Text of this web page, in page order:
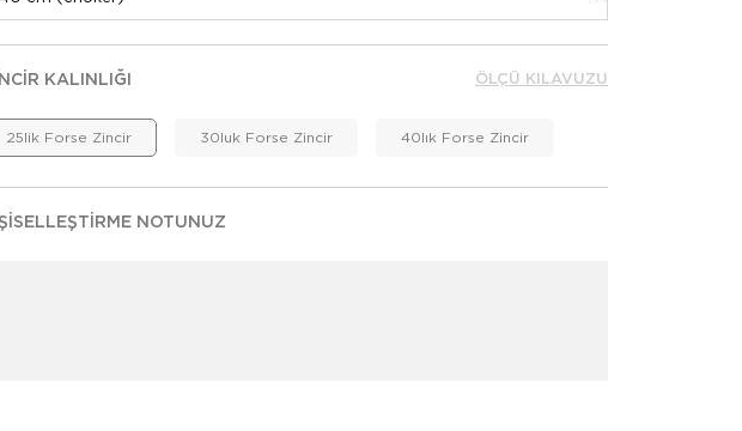
KALINLIĞI
25lik Forse Zincir 30luk Forse Zincir 40lık Forse Zincir
ÖLÇÜ KILAVUZU
NOTUNUZ